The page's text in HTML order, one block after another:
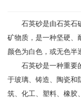
石英砂是由石英石
矿物质，是一种坚硬、
颜色为白色，或无色半
石英砂是一种重要的
于玻璃、铸造、陶瓷和
筑、化工、塑料、橡胶